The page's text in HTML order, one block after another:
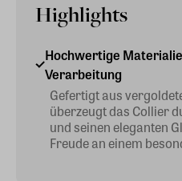
Highlights
Hochwertige
Verarbeitung
Gefertigt aus
überzeugt das Collier
und seinen eleganten
Freude an einem